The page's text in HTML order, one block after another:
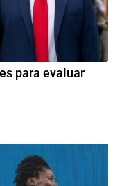
para evaluar